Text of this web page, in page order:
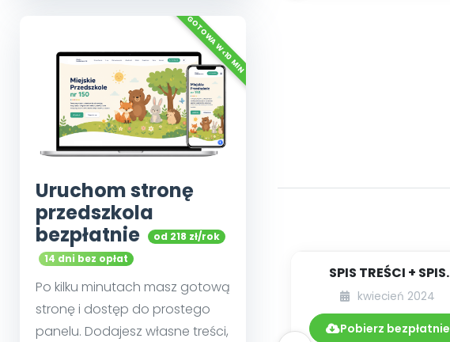
Uruchom stronę
przedszkola
bezpłatnie
od 218 zł/rok
14 dni bez opłat
Po kilku minutach masz gotową
stronę i dostęp do prostego
panelu. Dodajesz własne treści,
SPIS TREŚCI + SPIS
POMOCY
DYDAKTYCZNYCH
04.271/2024
kwiecień 2024
Pobierz bezpłatnie